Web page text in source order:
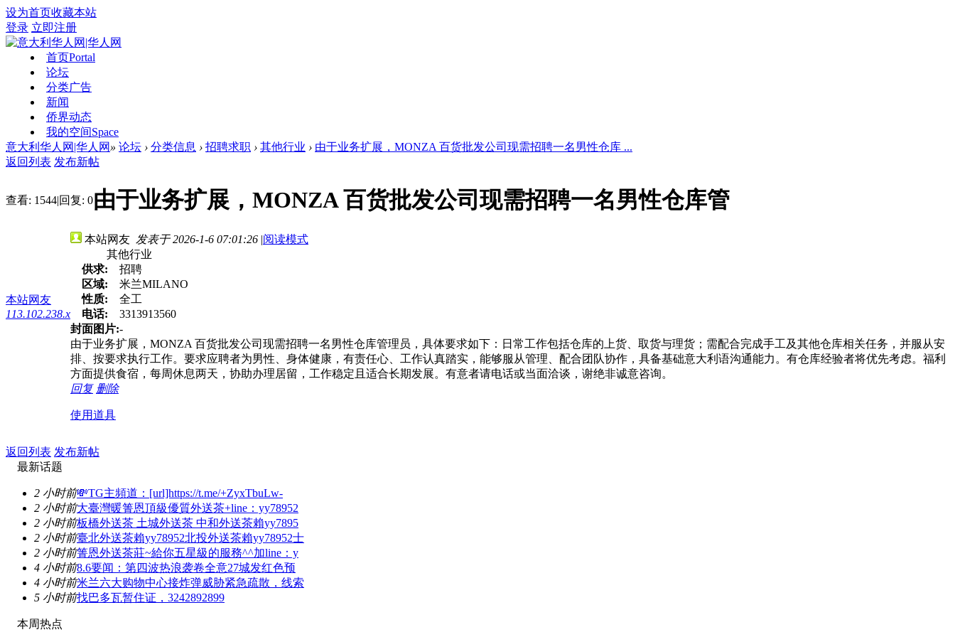
设为首页收藏本站
登录 立即注册
首页Portal
论坛
分类广告
新闻
侨界动态
我的空间Space
意大利华人网|华人网 » 论坛 › 分类信息 › 招聘求职 › 其他行业 › 由于业务扩展，MONZA 百货批发公司现需招聘一名男性仓库 ...
返回列表 发布新帖
查看: 1544|回复: 0由于业务扩展，MONZA 百货批发公司现需招聘一名男性仓库管
本站网友
113.102.238.x
本站网友 发表于 2026-1-6 07:01:26 |阅读模式
其他行业
供求:
招聘
区域:
米兰MILANO
性质:
全工
电话:
3313913560
封面图片:-
由于业务扩展，MONZA 百货批发公司现需招聘一名男性仓库管理员，具体要求如下：日常工作包括仓库的上货、取货与理货；需配合完成手工及其他仓库相关任务，并服从安
排、按要求执行工作。要求应聘者为男性、身体健康，有责任心、工作认真踏实，能够服从管理、配合团队协作，具备基础意大利语沟通能力。有仓库经验者将优先考虑。福利
方面提供食宿，每周休息两天，协助办理居留，工作稳定且适合长期发展。有意者请电话或当面洽谈，谢绝非诚意咨询。
回复 删除
使用道具
返回列表 发布新帖
最新话题
2 小时前💸TG主頻道：[url]https://t.me/+ZyxTbuLw-
2 小时前大臺灣暖箐恩頂級優質外送茶+line：yy78952
2 小时前板橋外送茶 土城外送茶 中和外送茶賴yy7895
2 小时前臺北外送茶賴yy78952北投外送茶賴yy78952士
2 小时前箐恩外送茶莊~給你五星級的服務^^加line：y
4 小时前8.6要闻：第四波热浪袭卷全意27城发红色预
4 小时前米兰六大购物中心接炸弹威胁紧急疏散，线索
5 小时前找巴多瓦暂住证，3242892899
本周热点